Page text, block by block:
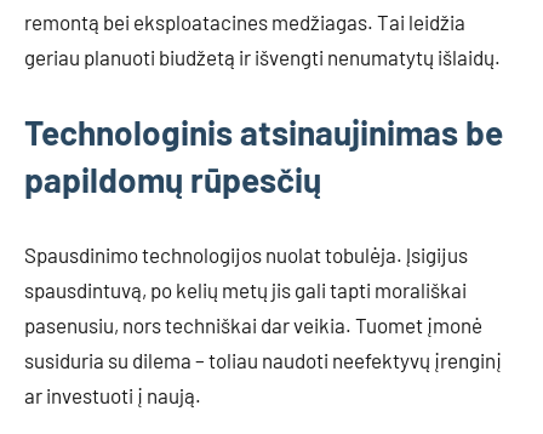
remontą bei eksploatacines medžiagas. Tai leidžia
geriau planuoti biudžetą ir išvengti nenumatytų išlaidų.
Technologinis atsinaujinimas be
papildomų rūpesčių
Spausdinimo technologijos nuolat tobulėja. Įsigijus
spausdintuvą, po kelių metų jis gali tapti morališkai
pasenusiu, nors techniškai dar veikia. Tuomet įmonė
susiduria su dilema – toliau naudoti neefektyvų įrenginį
ar investuoti į naują.